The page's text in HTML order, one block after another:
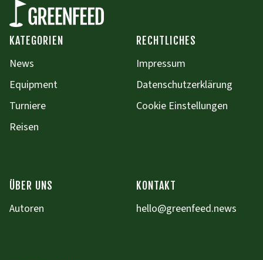
KATEGORIEN
News
Equipment
Turniere
Reisen
RECHTLICHES
Impressum
Datenschutzerklärung
Cookie Einstellungen
ÜBER UNS
Autoren
KONTAKT
hello@greenfeed.news